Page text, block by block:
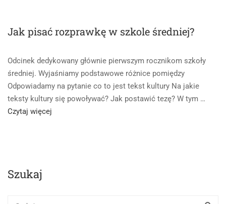
Jak pisać rozprawkę w szkole średniej?
Odcinek dedykowany głównie pierwszym rocznikom szkoły
średniej. Wyjaśniamy podstawowe różnice pomiędzy
Odpowiadamy na pytanie co to jest tekst kultury Na jakie
teksty kultury się powoływać? Jak postawić tezę? W tym …
Read
rozprawkę
Czytaj więcej
Szukaj